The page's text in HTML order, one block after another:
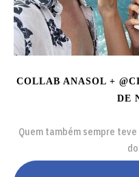
COLLAB ANASOL +
DE
Quem também sempre